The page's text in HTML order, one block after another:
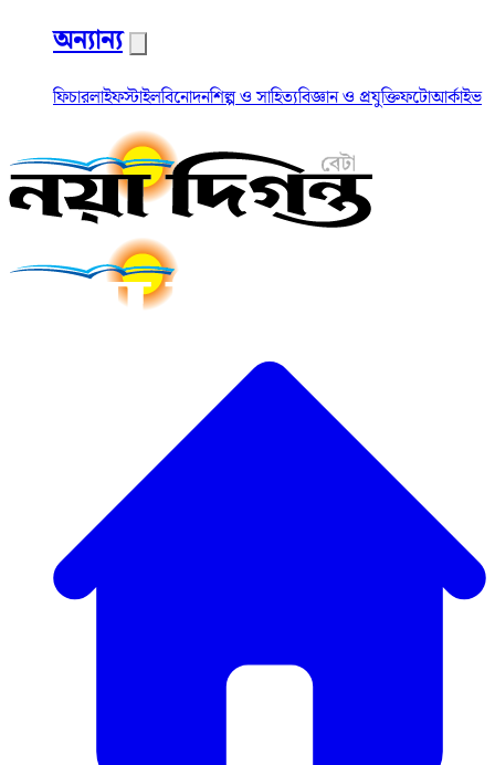
অন্যান্য
ফিচারলাইফস্টাইলবিনোদনশিল্প ও সাহিত্যবিজ্ঞান ও প্রযুক্তিফটোআর্কাইভ